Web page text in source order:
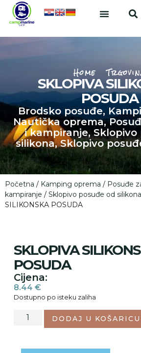
Home
SKLOPIVA
POSUDA
Brodsko posuđe,
Nautička oprema,
i kampiranje, Sklopivo
silikona,Sklopivo
Početna / Kamping oprema / Posuđe
kampiranje / Sklopivo posuđe od silikona
SILIKONSKA POSUDA
SKLOPIVA
POSUDA
Cijena:
8.44 €
Dostupno po isteku zaliha
DODAJ U KOŠARICU